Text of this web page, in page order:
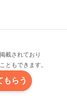
載されており
ともできます。
もらう